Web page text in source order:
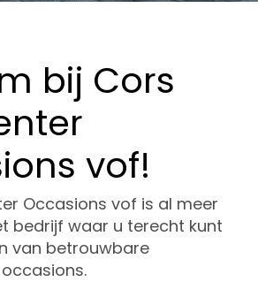
bij Cors
vof!
Occasions vof is al meer
bedrijf waar u terecht kunt
van betrouwbare